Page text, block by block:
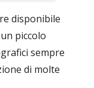
disponibile
piccolo
sempre
di molte